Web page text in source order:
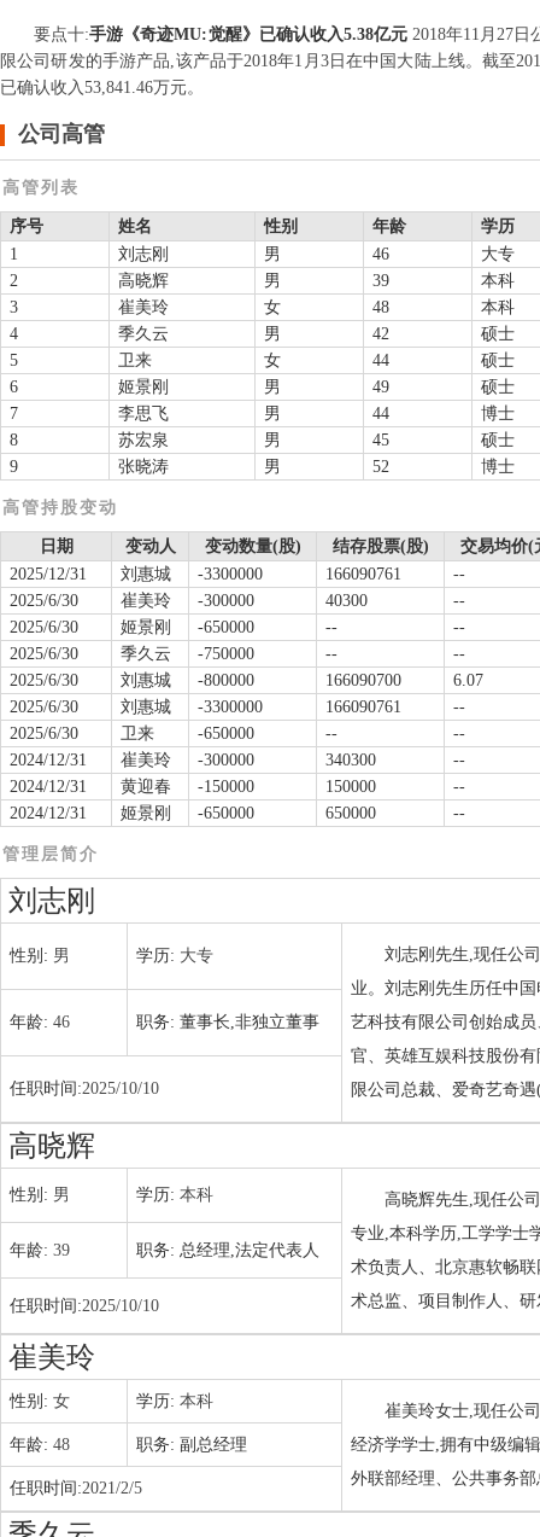
要点十:手游《奇迹MU:觉醒》已确认收入5.38亿元2018年11月27
限公司研发的手游产品,该产品于2018年1月3日在中国大陆上线。截至
已确认收入53,841.46万元。
公司高管
高管列表
序号 姓名 性别 年龄
学历
1
刘志刚 男 46
大专
2
高晓辉 男 39
本科
3
崔美玲 女 48
本科
4
季久云 男 42
硕士
5
卫来 女 44
硕士
6
姬景刚 男 49
硕士
7
李思飞 男 44
博士
8
苏宏泉 男 45
硕士
9
张晓涛 男 52 博士
高管持股变动
日期 变动人 变动数量(股) 结存股票(股)
交易均价(
2025/12/31
刘惠城 -3300000 166090761
--
2025/6/30
崔美玲 -300000 40300
--
2025/6/30
姬景刚 -650000 --
--
2025/6/30
季久云 -750000 --
--
2025/6/30
刘惠城 -800000 166090700
6.07
2025/6/30
刘惠城 -3300000 166090761
--
2025/6/30
卫来 -650000 --
--
2024/12/31
崔美玲 -300000 340300
--
2024/12/31
黄迎春 -150000 150000
--
2024/12/31
姬景刚 -650000 650000 --
管理层简介
刘志刚
性别: 男 学历: 大专
刘志刚先生,现任公
业。刘志刚先生历任中
艺科技有限公司创始成
官、英雄互娱科技股份
限公司总裁、爱奇艺奇
年龄: 46 职务: 董事长,非独立董事
任职时间:2025/10/10
高晓辉
性别: 男 学历: 本科
高晓辉先生,现任公
专业,本科学历,工学学士
术负责人、北京惠软畅
术总监、项目制作人、
年龄: 39 职务: 总经理,法定代表人
任职时间:2025/10/10
崔美玲
性别: 女 学历: 本科
崔美玲女士,现任公
经济学学士,拥有中级编
外联部经理、公共事务
年龄: 48 职务: 副总经理
任职时间:2021/2/5